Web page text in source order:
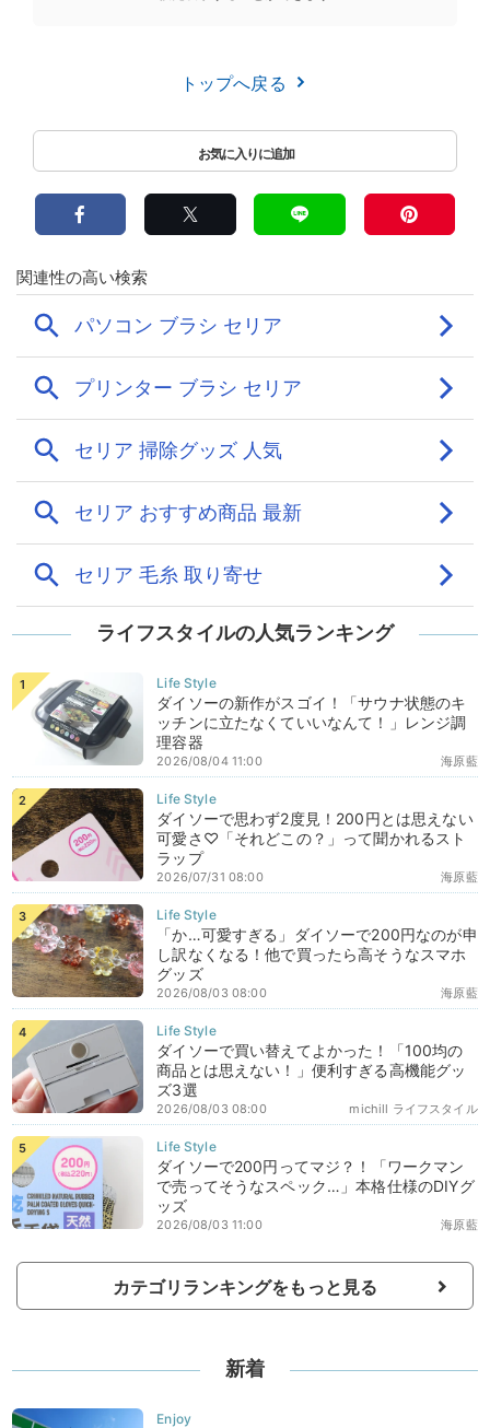
トップへ戻る
ライフスタイルの人気ランキング
ダイソーの新作がスゴイ！「サウナ状態のキ
ッチンに立たなくていいなんて！」レンジ調
理容器
海原藍
2026/08/04 11:00
ダイソーで思わず2度見！200円とは思えない
可愛さ♡「それどこの？」って聞かれるスト
ラップ
海原藍
2026/07/31 08:00
「か…可愛すぎる」ダイソーで200円なのが申
し訳なくなる！他で買ったら高そうなスマホ
グッズ
海原藍
2026/08/03 08:00
ダイソーで買い替えてよかった！「100均の
商品とは思えない！」便利すぎる高機能グッ
ズ3選
michill ライフスタイル
2026/08/03 08:00
ダイソーで200円ってマジ？！「ワークマン
で売ってそうなスペック…」本格仕様のDIYグ
ッズ
海原藍
2026/08/03 11:00
カテゴリランキングをもっと見る
新着